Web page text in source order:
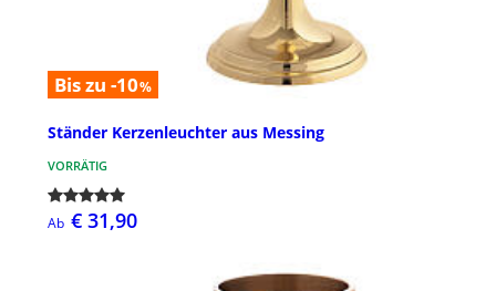
Bis zu -10%
Ständer Kerzenleuchter aus Messing
VORRÄTIG
Ab € 31,90